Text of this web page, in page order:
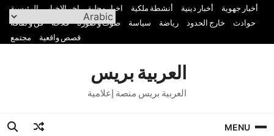
Skipأخبار جهوية أخبار دينية أنشطة ملكية اخبار محلية اخر الاخبار
الرئيسية
حوادث
خارج الحدود رياضة سياسة صوت و صورة فلاحة
فن و ثقافة
قصص واقعية
مجتمع
العربية بريس
العربية بريس منصة إعلامية
MENU